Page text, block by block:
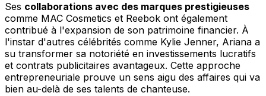
Ses collaborations avec des marques prestigieuses
comme MAC Cosmetics et Reebok ont également
contribué à l'expansion de son patrimoine financier. À
l'instar d'autres célébrités comme Kylie Jenner, Ariana a
su transformer sa notoriété en investissements lucratifs
et contrats publicitaires avantageux. Cette approche
entrepreneuriale prouve un sens aigu des affaires qui va
bien au-delà de ses talents de chanteuse.